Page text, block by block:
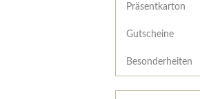
Präsentkarton
Gutscheine
Besonderheiten